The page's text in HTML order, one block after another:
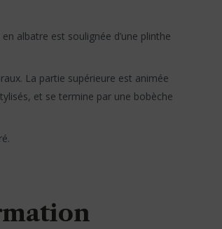
albatre est soulignée d’une plinthe
La partie supérieure est animée
et se termine par une bobèche